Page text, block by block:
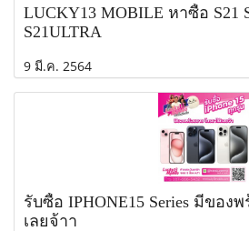
LUCKY13 MOBILE หาซื้อ S21
S21ULTRA
9 มี.ค. 2564
รับซื้อ IPHONE15 Series มีของ
เลยจ้าา